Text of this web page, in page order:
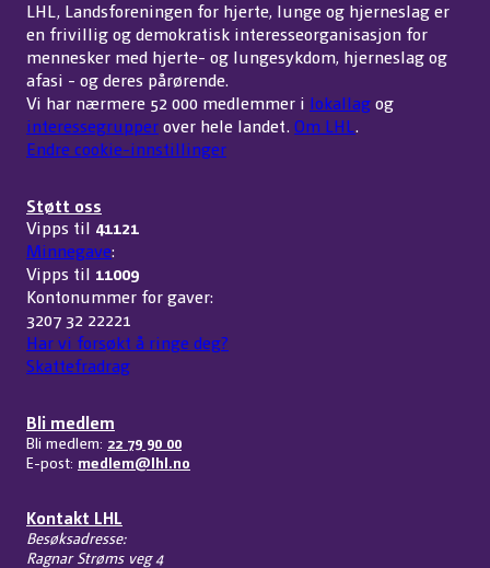
LHL, Landsforeningen for hjerte, lunge og hjerneslag er
en frivillig og demokratisk interesseorganisasjon for
mennesker med hjerte- og lungesykdom, hjerneslag og
afasi - og deres pårørende.
Vi har nærmere 52 000 medlemmer i lokallagog
interessegrupperover hele landet. Om LHL.
Endre cookie-innstillinger
Støtt oss
Vipps til 41121
Minnegave:
Vipps til 11009
Kontonummer for gaver:
3207 32 22221
Har vi forsøkt å ringe deg?
Skattefradrag
Bli medlem
Bli medlem: 22 79 90 00
E-post: medlem@lhl.no
Kontakt LHL
Besøksadresse:
Ragnar Strøms veg 4